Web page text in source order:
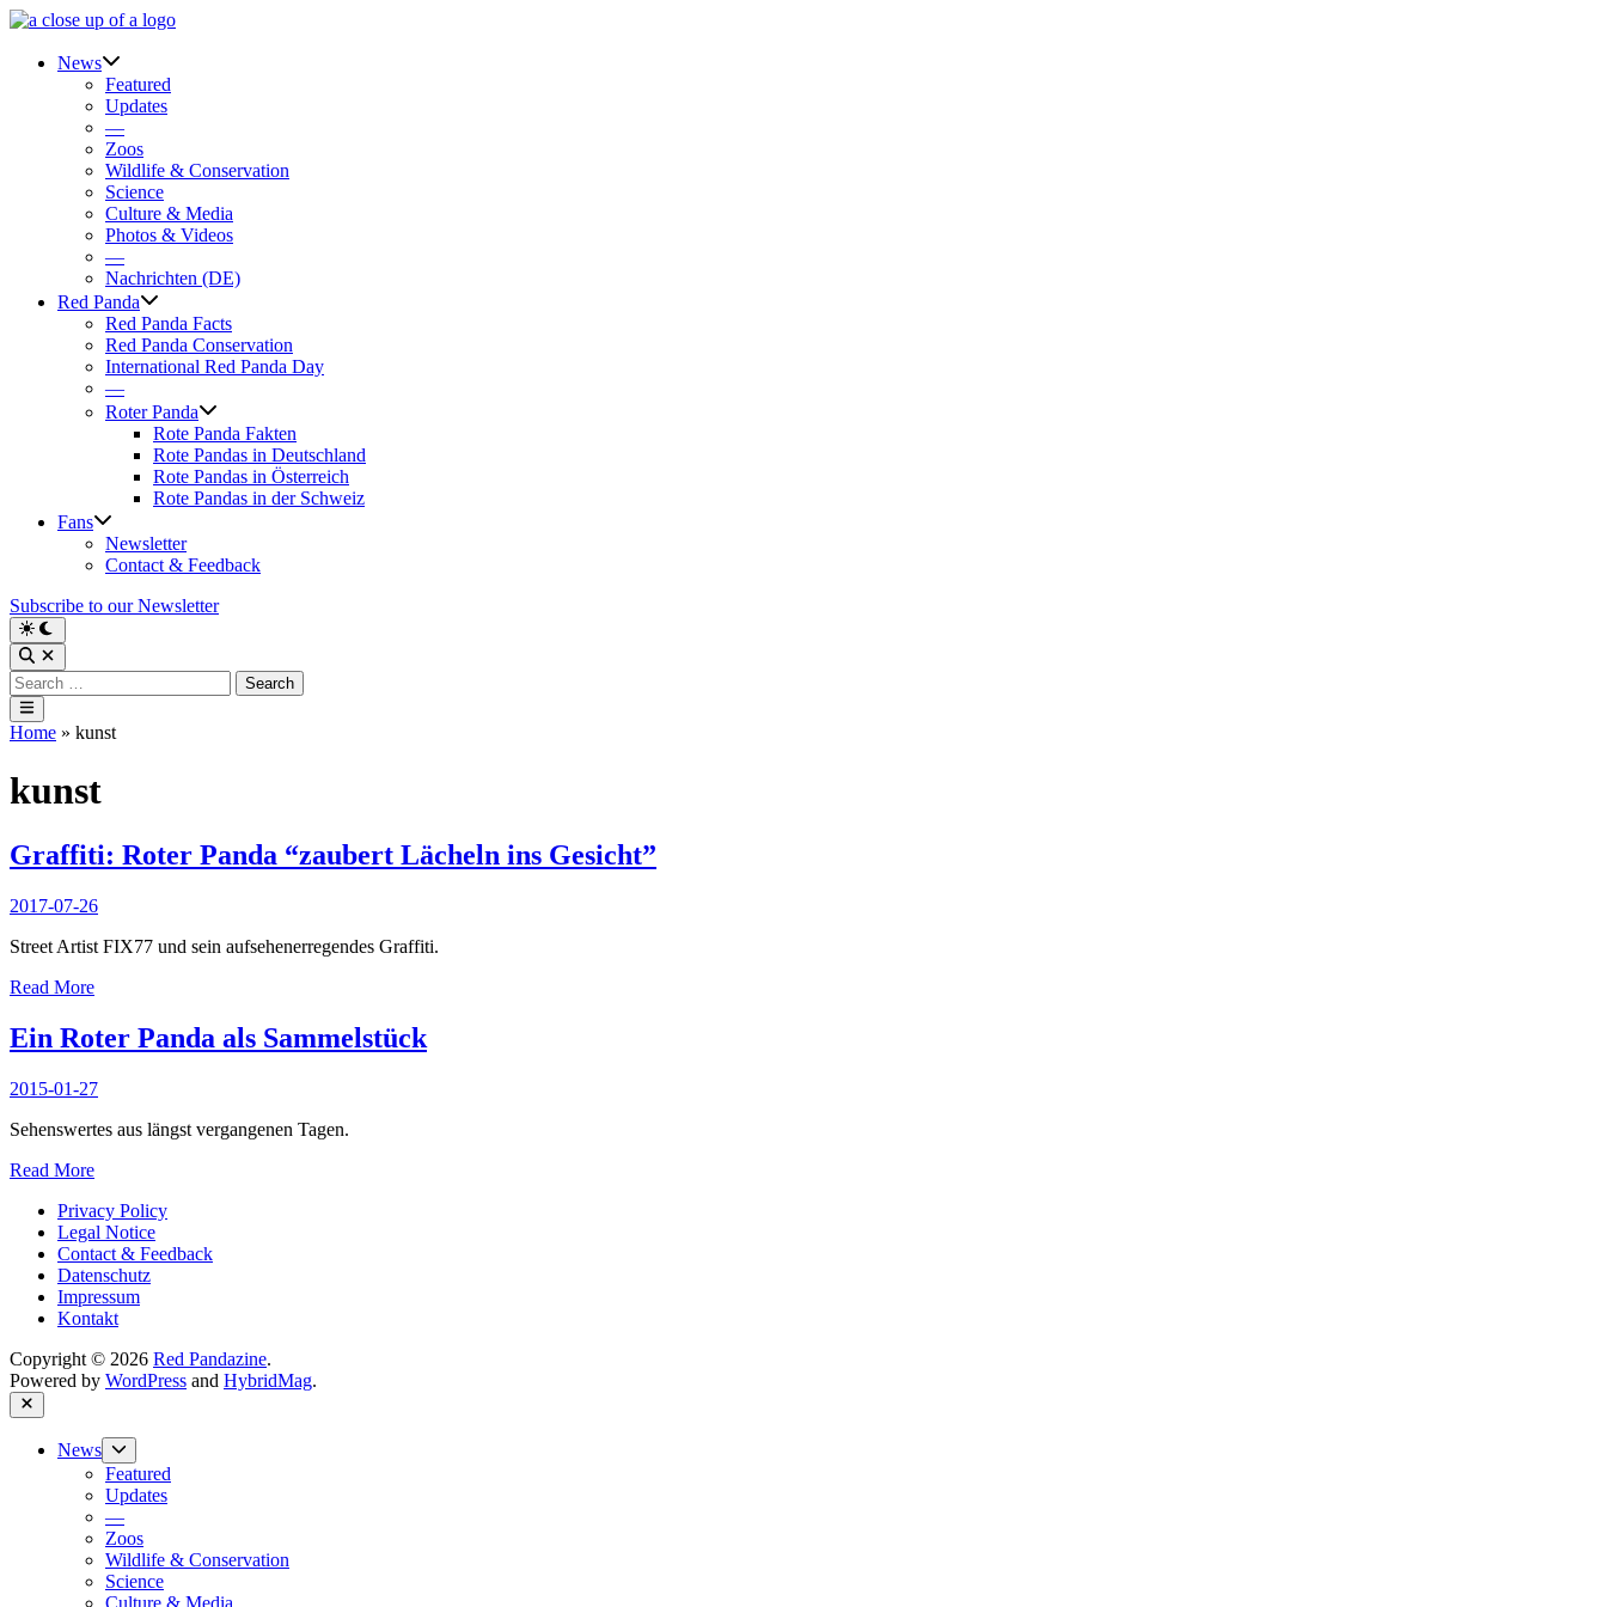
Skip
contentNews
Featured
Updates
—
Zoos
Wildlife & Conservation
Science
Culture & Media
Photos & Videos
—
Nachrichten (DE)
Red Panda
Red Panda Facts
Red Panda Conservation
International Red Panda Day
—
Roter Panda
Rote Panda Fakten
Rote Pandas in Deutschland
Rote Pandas in Österreich
Rote Pandas in der Schweiz
Fans
Newsletter
Contact & Feedback
Subscribe to our Newsletter
Switch
to
dark
mode
Open
Search
Search
for:
Main
Menu
Home » kunst
kunst
Graffiti: Roter Panda “zaubert Lächeln ins Gesicht”
2017-07-26
Street Artist FIX77 und sein aufsehenerregendes Graffiti.
Graffiti:
Panda
“zaubert
ins
Read More
Ein Roter Panda als Sammelstück
2015-01-27
Sehenswertes aus längst vergangenen Tagen.
Ein
Panda
Sammelstück
Read More
Privacy Policy
Legal Notice
Contact & Feedback
Datenschutz
Impressum
Kontakt
Copyright © 2026 Red Pandazine.
Powered by WordPress and HybridMag.
Close
News
sub
menu
Featured
Updates
—
Zoos
Wildlife & Conservation
Science